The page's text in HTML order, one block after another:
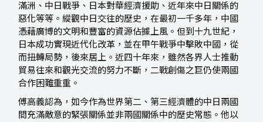
滿洲、中日戰爭、日本對華經濟援助、近年來中日關係的
惡化等等。縱觀中日交往的歷史，在最初一千多年，中國
憑藉廣博的文明和豐富的資源佔據上風。但到十九世紀，
日本成功實現近代化改革，並在甲午戰爭中擊敗中國，從
而扭轉局勢，後來居上。近四十年來，雖然各界人士推動
貿易往來和觀光交流的努力不斷，二戰創傷之巨仍使兩國
合作困難重重。
傅高義認為，如今作為世界第二、第三經濟體的中日兩國
間充滿敵意的緊張關係並非兩國關係中的歷史常態。他以